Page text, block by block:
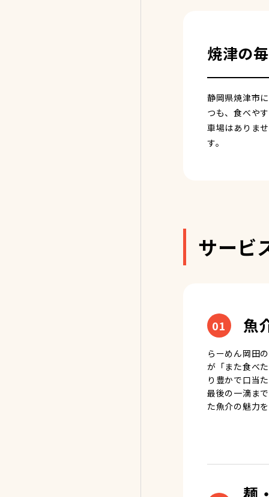
焼津の
静岡県焼津市
つも、食べや
車場はありま
す。
サービ
01 魚
らーめん岡田
が「また食べ
り豊かで口当
最後の一滴ま
た魚介の魅力